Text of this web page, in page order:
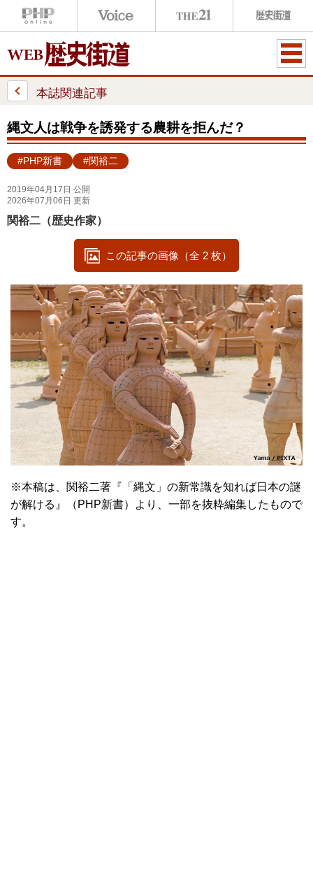
ME
本誌関連記事
縄文人は戦争を誘発する農耕を拒んだ？
#PHP新書 #関裕二
2019年04月17日 公開
2026年07月06日 更新
関裕二（歴史作家）
この記事の画像（全 2 枚）
※本稿は、関裕二著『「縄文」の新常識を知れば日本の謎
が解ける』（PHP新書）より、一部を抜粋編集したもので
す。